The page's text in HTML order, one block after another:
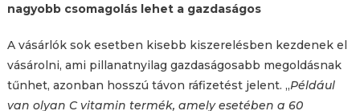
nagyobb csomagolás lehet a gazdaságos
A vásárlók sok esetben kisebb kiszerelésben kezdenek el
vásárolni, ami pillanatnyilag gazdaságosabb megoldásnak
tűnhet, azonban hosszú távon ráfizetést jelent. „Például
van olyan C vitamin termék, amely esetében a 60